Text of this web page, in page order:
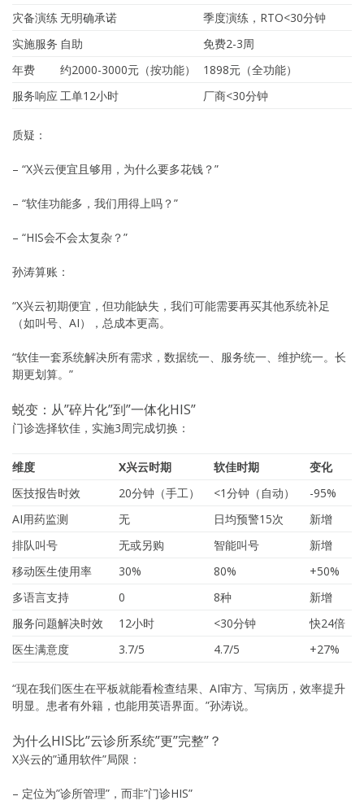
灾备演练 无明确承诺
季度演练，RTO<30分钟
实施服务 自助
免费2-3周
年费
约2000-3000元（按功能）
1898元（全功能）
服务响应工单12小时 厂商<30分钟
质疑：
– “X兴云便宜且够用，为什么要多花钱？”
– “软佳功能多，我们用得上吗？”
– “HIS会不会太复杂？”
孙涛算账：
“X兴云初期便宜，但功能缺失，我们可能需要再买其他系统补足
（如叫号、AI），总成本更高。
“软佳一套系统解决所有需求，数据统一、服务统一、维护统一。长
期更划算。”
蜕变：从”碎片化”到”一体化HIS”
门诊选择软佳，实施3周完成切换：
维度 X兴云时期 软佳时期
变化
医技报告时效
20分钟（手工） <1分钟（自动）
-95%
AI用药监测
无 日均预警15次
新增
排队叫号
无或另购 智能叫号
新增
移动医生使用率
30% 80%
+50%
多语言支持
0 8种
新增
服务问题解决时效
12小时 <30分钟
快24倍
医生满意度
3.7/5 4.7/5 +27%
“现在我们医生在平板就能看检查结果、AI审方、写病历，效率提升
明显。患者有外籍，也能用英语界面。”孙涛说。
为什么HIS比”云诊所系统”更”完整”？
X兴云的”通用软件”局限：
– 定位为”诊所管理”，而非”门诊HIS”